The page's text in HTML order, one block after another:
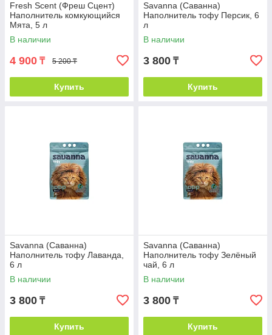
Fresh Scent (Фреш Сцент)
Наполнитель комкующийся
Мята, 5 л
В наличии
4 900 ₸ 5 200 ₸
Купить
Savanna (Саванна)
Наполнитель тофу Персик, 6
л
В наличии
3 800 ₸
Купить
Savanna (Саванна)
Наполнитель тофу Лаванда,
6 л
В наличии
3 800 ₸
Купить
Savanna (Саванна)
Наполнитель тофу Зелёный
чай, 6 л
В наличии
3 800 ₸
Купить